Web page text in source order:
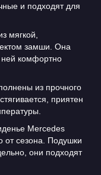
и подходят для
мягкой,
замши. Она
комфортно
из прочного
приятен
Mercedes
от сезона. Подушки
они подходят